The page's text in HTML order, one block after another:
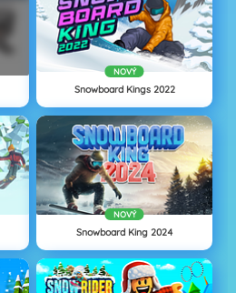
NOVÝ
Snowboard Kings 2022
NOVÝ
Snowboard King 2024